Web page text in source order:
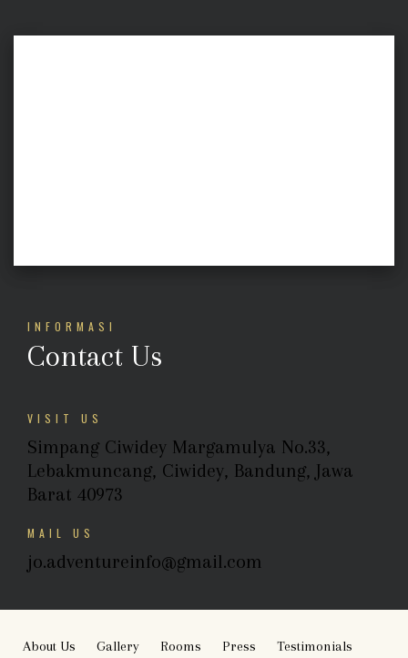
INFORMASI
Contact Us
VISIT US
Simpang Ciwidey Margamulya No.33,
Lebakmuncang, Ciwidey, Bandung, Jawa
Barat 40973
MAIL US
jo.adventureinfo@gmail.com
About Us Gallery Rooms Press Testimonials